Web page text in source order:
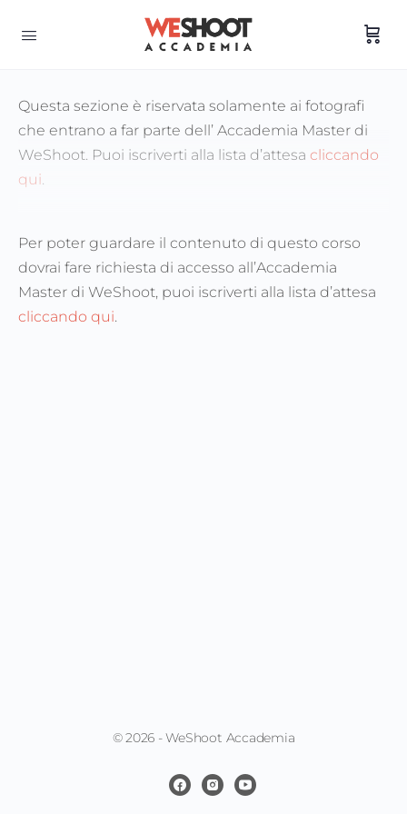
Questa sezione è riservata solamente ai fotografi
che entrano a far parte dell’ Accademia Master di
WeShoot. Puoi iscriverti alla lista d’attesa cliccando
qui.
Per poter guardare il contenuto di questo corso
dovrai fare richiesta di accesso all’Accademia
Master di WeShoot, puoi iscriverti alla lista d’attesa
cliccando qui.
© 2026 - WeShoot Accademia